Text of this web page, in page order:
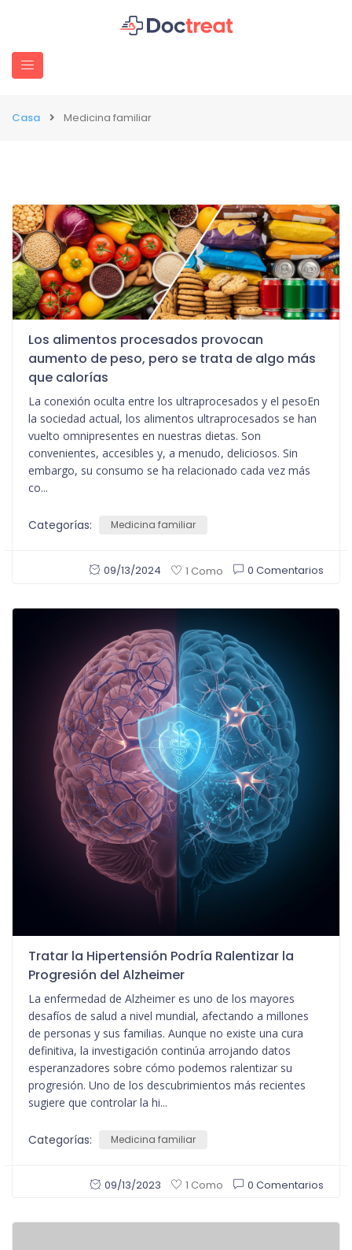
Casa Medicina familiar
Los alimentos procesados ​​provocan
aumento de peso, pero se trata de algo más
que calorías
La conexión oculta entre los ultraprocesados y el pesoEn
la sociedad actual, los alimentos ultraprocesados se han
vuelto omnipresentes en nuestras dietas. Son
convenientes, accesibles y, a menudo, deliciosos. Sin
embargo, su consumo se ha relacionado cada vez más
co...
Categorías: Medicina familiar
09/13/2024 1 Como 0 Comentarios
Tratar la Hipertensión Podría Ralentizar la
Progresión del Alzheimer
La enfermedad de Alzheimer es uno de los mayores
desafíos de salud a nivel mundial, afectando a millones
de personas y sus familias. Aunque no existe una cura
definitiva, la investigación continúa arrojando datos
esperanzadores sobre cómo podemos ralentizar su
progresión. Uno de los descubrimientos más recientes
sugiere que controlar la hi...
Categorías: Medicina familiar
09/13/2023 1 Como 0 Comentarios